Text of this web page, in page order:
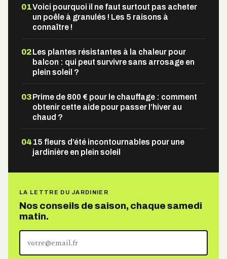
01Voici pourquoi il ne faut surtout pas acheter
un poêle à granulés ! Les 5 raisons à
connaître !
02Les plantes résistantes à la chaleur pour
balcon : qui peut survivre sans arrosage en
plein soleil ?
03Prime de 800 € pour le chauffage : comment
obtenir cette aide pour passer l’hiver au
chaud ?
04 15 fleurs d’été incontournables pour une
jardinière en plein soleil
LA LETTRE DU JARDINIER
Nos conseils de saison, chaque samedi
matin.
adresse